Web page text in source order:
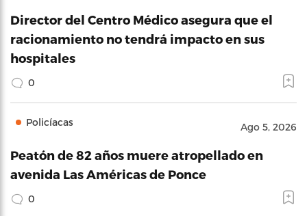
Director del Centro Médico asegura que el
racionamiento no tendrá impacto en sus
hospitales
0
Policíacas Ago 5, 2026
Peatón de 82 años muere atropellado en
avenida Las Américas de Ponce
0